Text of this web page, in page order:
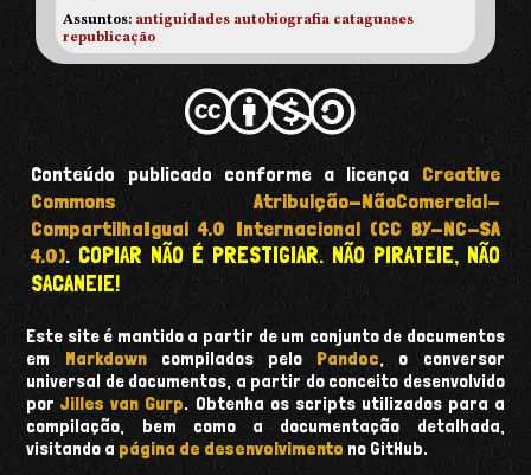
Assuntos: antiguidades autobiografia cataguases
republicação
Conteúdo publicado conforme a licença Creative
Commons Atribuição-NãoComercial-
CompartilhaIgual 4.0 Internacional (CC BY-NC-SA
4.0). COPIAR NÃO É PRESTIGIAR. NÃO PIRATEIE, NÃO
SACANEIE!
Este site é mantido a partir de um conjunto de documentos
em Markdowncompilados peloPandoc, o conversor
universal de documentos, a partir do conceito desenvolvido
porJilles van Gurp. Obtenha os scripts utilizados para a
compilação, bem como a documentação detalhada,
visitando a página de desenvolvimento no GitHub.